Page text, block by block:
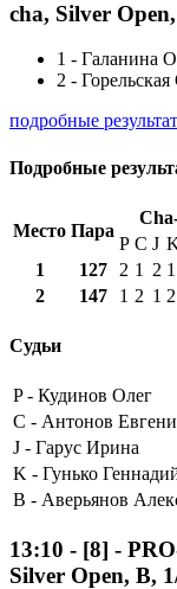
cha, Silver
1 - Галанина
2 -
подробные
Подробные
Место Пара
P C J
1
127 2 1 2 1
2
147 1 2 1 2
Судьи
P - Кудинов Олег
C - Антонов
J - Гарус Ирина
K - Гунько
B - Аверьянов
13:10 - [8] -
Silver Open, B,